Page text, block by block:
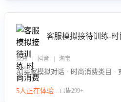
客服模拟接待训练-时
京东 | 抖音 | 淘宝
AI买家模拟对话 · 时尚消费类目 ·
5人正在体验...已售299+